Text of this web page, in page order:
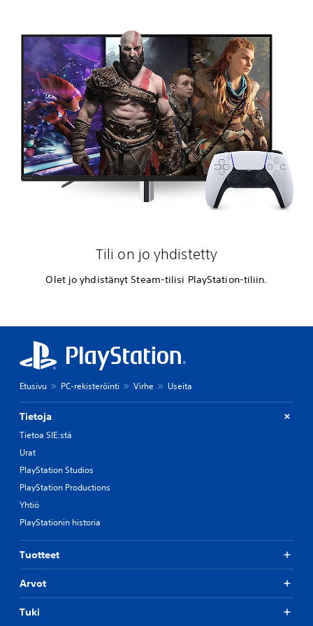
Tili on jo yhdistetty
Olet jo yhdistänyt Steam-tilisi PlayStation-tiliin.
Etusivu PC-rekisteröinti Virhe Useita
Tietoja
Tietoa SIE:stä
Urat
PlayStation Studios
PlayStation Productions
Yhtiö
PlayStationin historia
Tuotteet
Arvot
Tuki